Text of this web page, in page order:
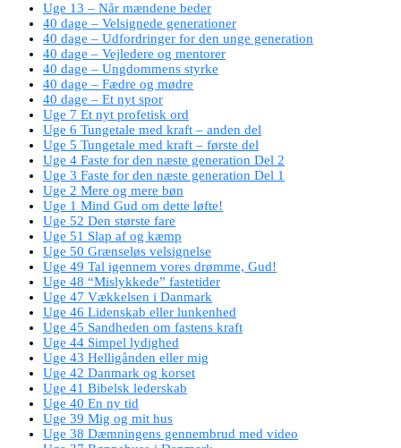
Uge 13 – Når mændene beder
40 dage – Velsignede generationer
40 dage – Udfordringer for den unge generation
40 dage – Vejledere og mentorer
40 dage – Ungdommens styrke
40 dage – Fædre og mødre
40 dage – Et nyt spor
Uge 7 Et nyt profetisk ord
Uge 6 Tungetale med kraft – anden del
Uge 5 Tungetale med kraft – første del
Uge 4 Faste for den næste generation Del 2
Uge 3 Faste for den næste generation Del 1
Uge 2 Mere og mere bøn
Uge 1 Mind Gud om dette løfte!
Uge 52 Den største fare
Uge 51 Slap af og kæmp
Uge 50 Grænseløs velsignelse
Uge 49 Tal igennem vores drømme, Gud!
Uge 48 “Mislykkede” fastetider
Uge 47 Vækkelsen i Danmark
Uge 46 Lidenskab eller lunkenhed
Uge 45 Sandheden om fastens kraft
Uge 44 Simpel lydighed
Uge 43 Helligånden eller mig
Uge 42 Danmark og korset
Uge 41 Bibelsk lederskab
Uge 40 En ny tid
Uge 39 Mig og mit hus
Uge 38 Dæmningens gennembrud med video